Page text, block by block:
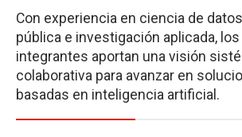
Con experiencia en ciencia de
pública e investigación aplicada,
integrantes aportan una visión
colaborativa para avanzar en
basadas en inteligencia artificial.